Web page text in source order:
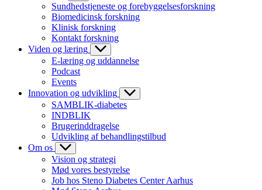
Sundhedstjeneste og forebyggelsesforskning
Biomedicinsk forskning
Klinisk forskning
Kontakt forskning
Viden og læring
E-læring og uddannelse
Podcast
Events
Innovation og udvikling
SAMBLIK-diabetes
INDBLIK
Brugerinddragelse
Udvikling af behandlingstilbud
Om os
Vision og strategi
Mød vores bestyrelse
Job hos Steno Diabetes Center Aarhus